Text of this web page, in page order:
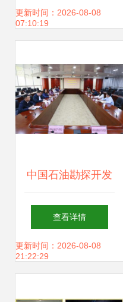
研究与开发新范式
更新时间：2026-08-08
07:10:19
中国石油勘探开发
研究院软件捐赠仪
式举行，推动教育
查看详情
更新时间：2026-08-08
21:22:29